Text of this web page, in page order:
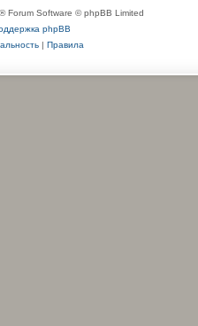
® Forum Software © phpBB Limited
phpBB
| Правила